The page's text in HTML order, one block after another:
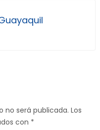
no será publicada. Los
con *